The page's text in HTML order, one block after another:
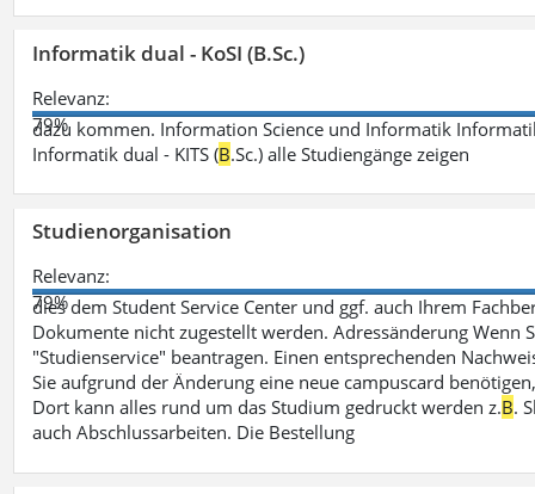
Informatik dual - KoSI (B.Sc.)
Relevanz:
79%
dazu kommen. Information Science und Informatik
Informatik dual - KITS (B.Sc.) alle Studiengänge zeigen
Studienorganisation
Relevanz:
79%
dies dem Student Service Center und ggf. auch Ihrem
Dokumente nicht zugestellt werden. Adressänderung Wenn
"Studienservice" beantragen. Einen entsprechenden
Sie aufgrund der Änderung eine neue campuscard
Dort kann alles rund um das Studium gedruckt werden z.B.
auch Abschlussarbeiten. Die Bestellung